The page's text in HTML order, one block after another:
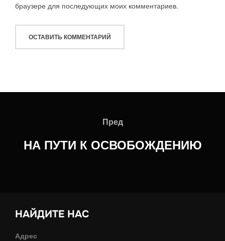
браузере для последующих моих комментариев.
записям
Пред
Пред
НА ПУТИ К ОСВОБОЖДЕНИЮ
НАЙДИТЕ НАС
Адрес